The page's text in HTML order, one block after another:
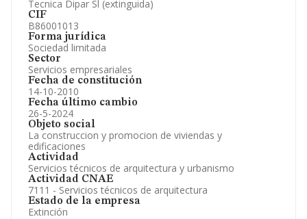
Tecnica Dipar Sl (extinguida)
CIF
B86001013
Forma jurídica
Sociedad limitada
Sector
Servicios empresariales
Fecha de constitución
14-10-2010
Fecha último cambio
26-5-2024
Objeto social
La construccion y promocion de viviendas y
edificaciones
Actividad
Servicios técnicos de arquitectura y urbanismo
Actividad CNAE
7111 - Servicios técnicos de arquitectura
Estado de la empresa
Extinción